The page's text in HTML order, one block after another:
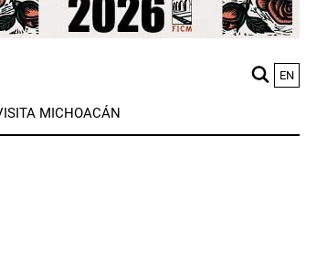
EN
MICHOACÁN